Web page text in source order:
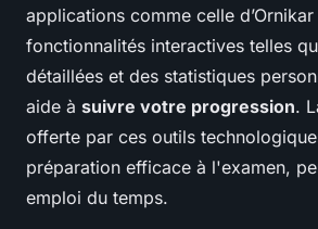
applications comme celle
fonctionnalités interactives telles
détaillées et des statistiques
aide à suivre votre progression.
offerte par ces outils
préparation efficace à l'examen,
emploi du temps.